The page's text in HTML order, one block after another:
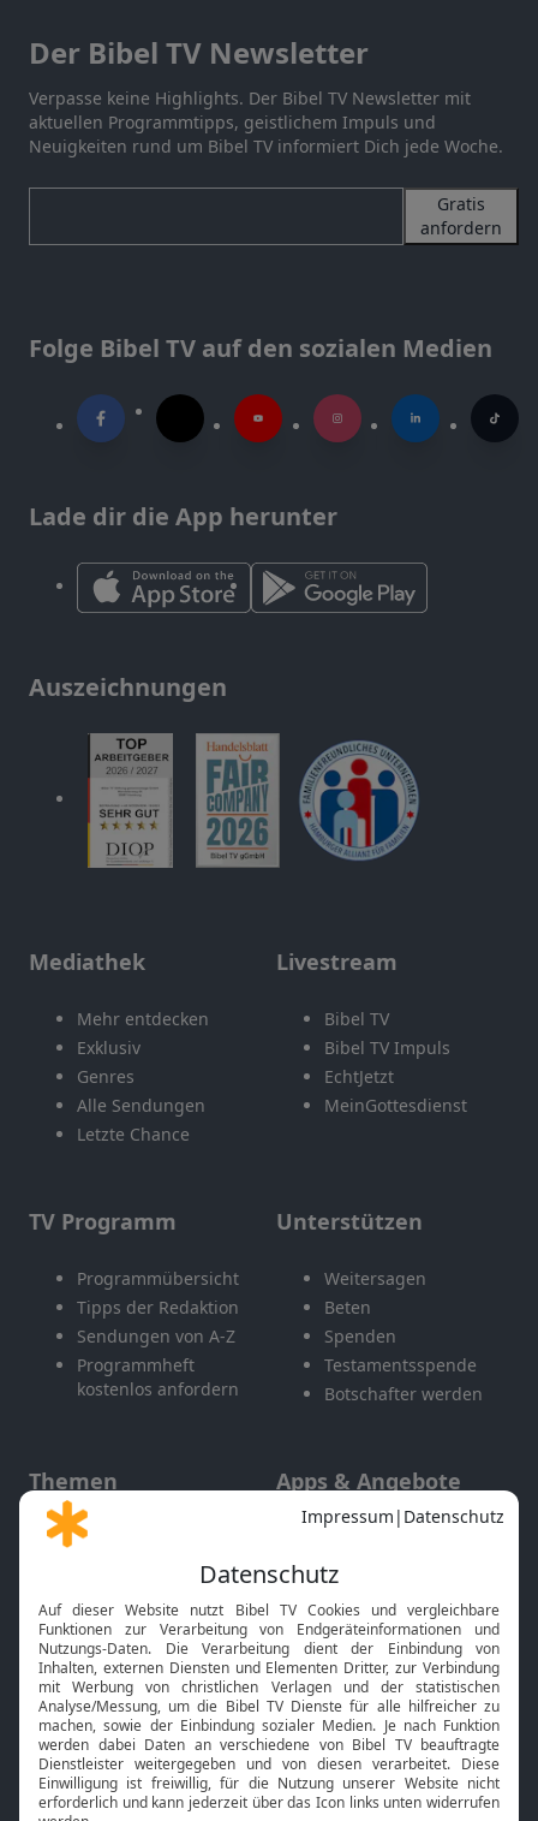
Der Bibel TV Newsletter
Verpasse keine Highlights. Der Bibel TV Newsletter mit
aktuellen Programmtipps, geistlichem Impuls und
Neuigkeiten rund um Bibel TV informiert Dich jede Woche.
Gratis
anfordern
Folge Bibel TV auf den sozialen Medien
Lade dir die App herunter
Auszeichnungen
Mediathek
Mehr entdecken
Exklusiv
Genres
Alle Sendungen
Letzte Chance
Livestream
Bibel TV
Bibel TV Impuls
EchtJetzt
MeinGottesdienst
TV Programm
Programmübersicht
Tipps der Redaktion
Sendungen von A-Z
Programmheft
kostenlos anfordern
Unterstützen
Weitersagen
Beten
Spenden
Testamentsspende
Botschafter werden
Themen
Gott und Bibel erklärt
Neuigkeiten
Apps & Angebote
Mobile App
Smart TV
HbbTV
Bibelthek Online-Bibel
Nächster Gottesdienst
Bibel TV Service